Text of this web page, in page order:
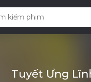
Tuyết Ưng